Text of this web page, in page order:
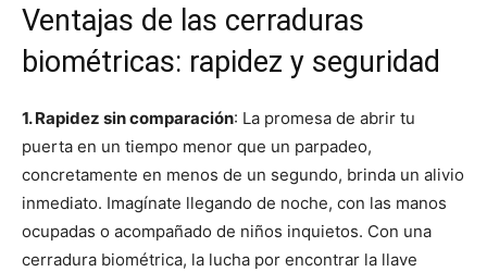
Ventajas de las cerraduras
biométricas: rapidez y seguridad
1. Rapidez sin comparación: La promesa de abrir tu
puerta en un tiempo menor que un parpadeo,
concretamente en menos de un segundo, brinda un alivio
inmediato. Imagínate llegando de noche, con las manos
ocupadas o acompañado de niños inquietos. Con una
cerradura biométrica, la lucha por encontrar la llave